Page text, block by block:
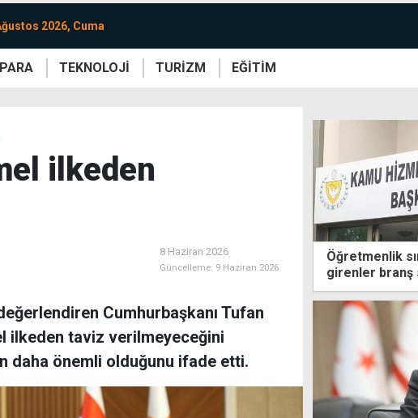
2026, Cuma
PARA TEKNOLOJİ TURİZM EĞİTİM
ilkeden
8 Haziran 2026
Güncelleme: 9 Haziran 2026
Cumhurbaşkanı Tufan
ilkeden taviz verilmeyeceğini
daha önemli olduğunu ifade etti.
Öğretmenlik
girenler branş
edebilecek